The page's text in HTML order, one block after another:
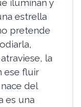
iluminan y
estrella
pretende
la
ese fluir
del
es una